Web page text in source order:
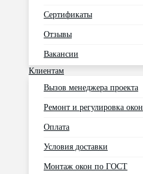
Сертификаты
Отзывы
Вакансии
Клиентам
Вызов менеджера проекта
Ремонт и регулировка окон
Оплата
Условия доставки
Монтаж окон по ГОСТ